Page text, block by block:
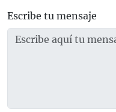
Escribe tu mensaje